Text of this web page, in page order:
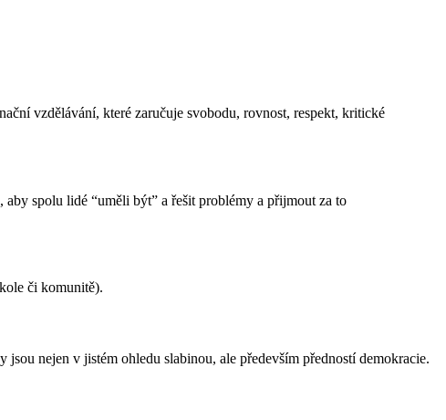
vzdělávání, které zaručuje svobodu, rovnost, respekt, kritické
spolu lidé “uměli být” a řešit problémy a přijmout za to
či komunitě).
nejen v jistém ohledu slabinou, ale především předností demokracie.